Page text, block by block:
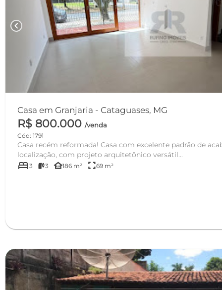
chevron_left
Casa em Granjaria - Cataguases, MG
R$ 800.000 /venda
Cód: 1791
Casa recém reformada! Casa com excelente padrão de
localização, com projeto arquitetônico versátil...
bed3 3 other_houses186 m² fullscreen69 m²